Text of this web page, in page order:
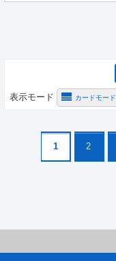
表示モード カードモード
1 2